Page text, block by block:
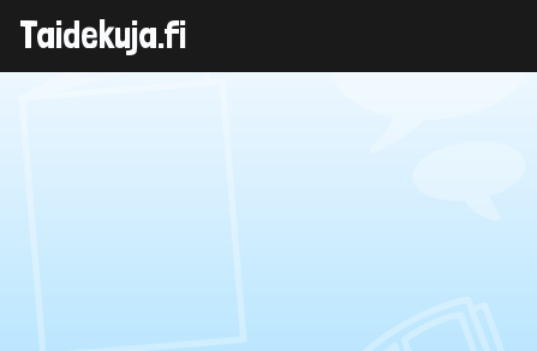
Skip
Taidekuja.fi